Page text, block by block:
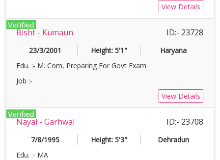
View Details
Bisht - Kumaun ID:- 23728
23/3/2001 Height: 5'1"
Haryana
Edu. :- M. Com, Preparing For Govt Exam
Job :-
View Details
Nayal - Garhwal ID:- 23708
7/8/1995 Height: 5'3"
Dehradun
Edu. :- MA